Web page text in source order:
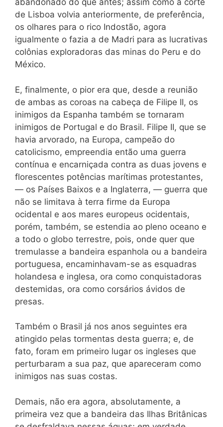
abandonado do que antes; assim como a corte
de Lisboa volvia anteriormente, de preferência,
os olhares para o rico Indostão, agora
igualmente o fazia a de Madri para as lucrativas
colônias exploradoras das minas do Peru e do
México.
E, finalmente, o pior era que, desde a reunião
de ambas as coroas na cabeça de Filipe II, os
inimigos da Espanha também se tornaram
inimigos de Portugal e do Brasil. Filipe II, que se
havia arvorado, na Europa, campeão do
catolicismo, empreendia então uma guerra
contínua e encarniçada contra as duas jovens e
florescentes potências marítimas protestantes,
— os Países Baixos e a Inglaterra, — guerra que
não se limitava à terra firme da Europa
ocidental e aos mares europeus ocidentais,
porém, também, se estendia ao pleno oceano e
a todo o globo terrestre, pois, onde quer que
tremulasse a bandeira espanhola ou a bandeira
portuguesa, encaminhavam-se as esquadras
holandesa e inglesa, ora como conquistadoras
destemidas, ora como corsários ávidos de
presas.
Também o Brasil já nos anos seguintes era
atingido pelas tormentas desta guerra; e, de
fato, foram em primeiro lugar os ingleses que
perturbaram a sua paz, que apareceram como
inimigos nas suas costas.
Demais, não era agora, absolutamente, a
primeira vez que a bandeira das Ilhas Britânicas